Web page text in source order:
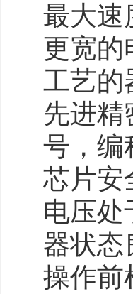
最大速
更宽的
工艺的
先进精
号，编
芯片安
电压处
器状态
操作前